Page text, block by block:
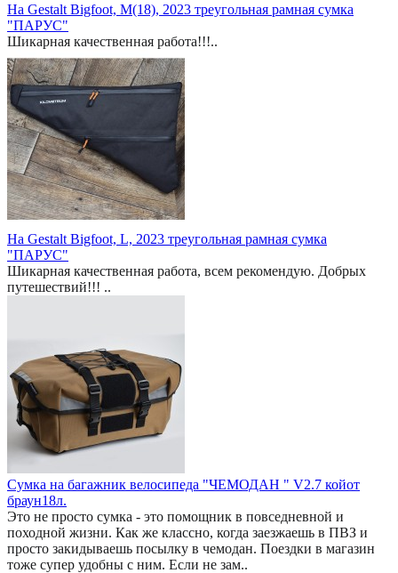
На Gestalt Bigfoot, M(18), 2023 треугольная рамная сумка
"ПАРУС"
Шикарная качественная работа!!!..
На Gestalt Bigfoot, L, 2023 треугольная рамная сумка
"ПАРУС"
Шикарная качественная работа, всем рекомендую. Добрых
путешествий!!! ..
Сумка на багажник велосипеда "ЧЕМОДАН " V2.7 койот
браун18л.
Это не просто сумка - это помощник в повседневной и
походной жизни. Как же классно, когда заезжаешь в ПВЗ и
просто закидываешь посылку в чемодан. Поездки в магазин
тоже супер удобны с ним. Если не зам..